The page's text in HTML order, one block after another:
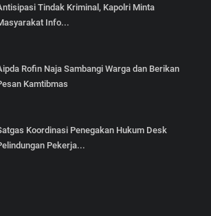
Tindak Kriminal, Kapolri Minta
Info...
Rofin Naja Sambangi Warga dan Berikan
Kamtibmas
Koordinasi Penegakan Hukum Desk
Pekerja...